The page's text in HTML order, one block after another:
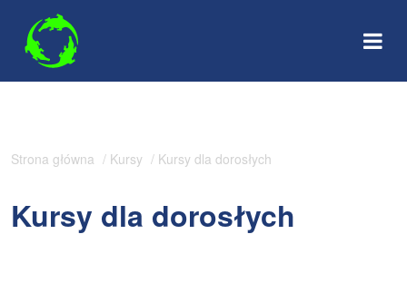
content
Strona główna / Kursy / Kursy dla dorosłych
Kursy dla dorosłych